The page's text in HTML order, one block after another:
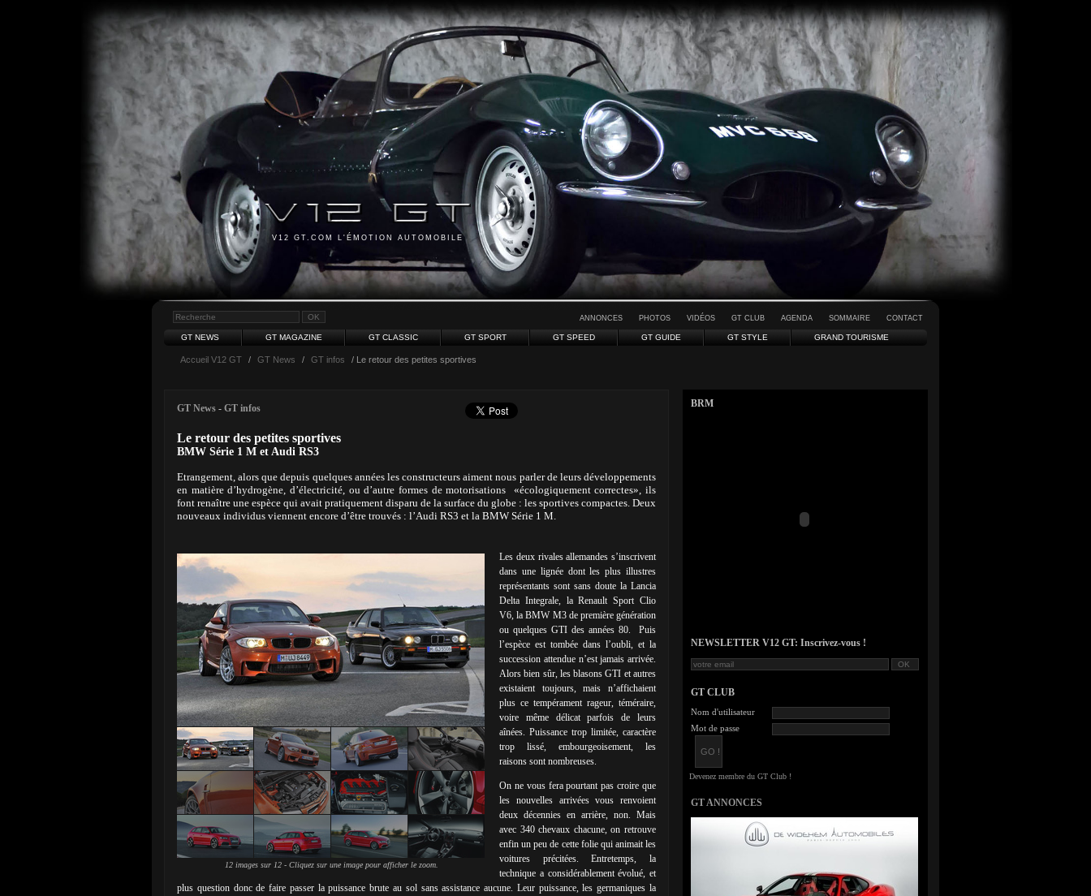
V12 GT.COM L'ÉMOTION AUTOMOBILE
ANNONCES PHOTOS VIDÉOS GT CLUB AGENDA SOMMAIRE CONTACT
GT NEWS GT MAGAZINE GT CLASSIC GT SPORT GT SPEED GT GUIDE GT STYLE GRAND TOURISME
Accueil V12 GT / GT News / GT infos / Le retour des petites sportives
GT News - GT infos
Le retour des petites sportives
BMW Série 1 M et Audi RS3
Etrangement, alors que depuis quelques années les constructeurs aiment nous parler de leurs développements
en matière d’hydrogène, d’électricité, ou d’autre formes de motorisations «écologiquement correctes», ils
font renaître une espèce qui avait pratiquement disparu de la surface du globe : les sportives compactes. Deux
nouveaux individus viennent encore d’être trouvés : l’Audi RS3 et la BMW Série 1 M.
12 images sur 12 - Cliquez sur une image pour afficher le zoom.
Les deux rivales allemandes s’inscrivent
dans une lignée dont les plus illustres
représentants sont sans doute la Lancia
Delta Integrale, la Renault Sport Clio
V6, la BMW M3 de première génération
ou quelques GTI des années 80. Puis
l’espèce est tombée dans l’oubli, et la
succession attendue n’est jamais arrivée.
Alors bien sûr, les blasons GTI et autres
existaient toujours, mais n’affichaient
plus ce tempérament rageur, téméraire,
voire même délicat parfois de leurs
aînées. Puissance trop limitée, caractère
trop lissé, embourgeoisement, les
raisons sont nombreuses.
On ne vous fera pourtant pas croire que
les nouvelles arrivées vous renvoient
deux décennies en arrière, non. Mais
avec 340 chevaux chacune, on retrouve
enfin un peu de cette folie qui animait les
voitures précitées. Entretemps, la
technique a considérablement évolué, et
plus question donc de faire passer la puissance brute au sol sans assistance aucune. Leur puissance, les germaniques la
BRM
NEWSLETTER V12 GT: Inscrivez-vous !
GT CLUB
Nom d'utilisateur
Mot de passe
GT ANNONCES